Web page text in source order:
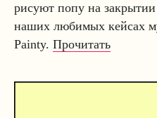
рисуют попу на
наших любимых кейсах
Painty. Прочитать